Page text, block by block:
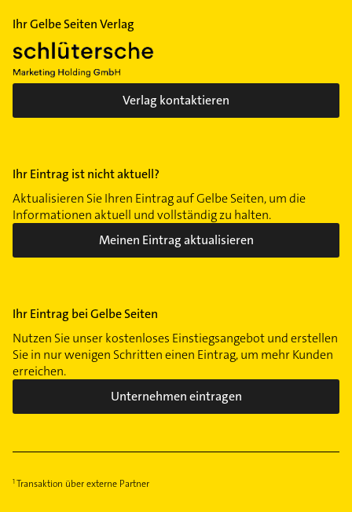
Ihr Gelbe Seiten Verlag
Verlag kontaktieren
Ihr Eintrag ist nicht aktuell?
Aktualisieren Sie Ihren Eintrag auf Gelbe Seiten, um die
Informationen aktuell und vollständig zu halten.
Meinen Eintrag aktualisieren
Ihr Eintrag bei Gelbe Seiten
Nutzen Sie unser kostenloses Einstiegsangebot und erstellen
Sie in nur wenigen Schritten einen Eintrag, um mehr Kunden
erreichen.
Unternehmen eintragen
Transaktion über externe Partner